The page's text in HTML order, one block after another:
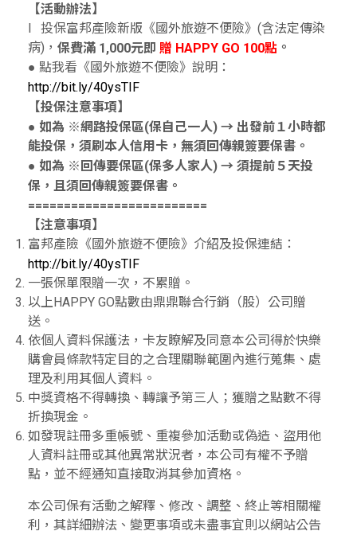
【活動辦法】
l 投保富邦產險新版《國外旅遊不便險》(含法定傳染
病)，保費滿 1,000元即 贈 HAPPY GO 100點 。
● 點我看《國外旅遊不便險》說明：
http://bit.ly/40ysTIF
【投保注意事項】
● 如為 ※網路投保區(保自己一人) → 出發前１小時都
能投保，須刷本人信用卡，無須回傳親簽要保書。
● 如為 ※回傳要保區(保多人家人) → 須提前５天投
保，且須回傳親簽要保書。
=========================
【注意事項】
富邦產險《國外旅遊不便險》介紹及投保連結：
http://bit.ly/40ysTIF
一張保單限贈一次，不累贈。
以上HAPPY GO點數由鼎鼎聯合行銷（股）公司贈
送。
依個人資料保護法，卡友瞭解及同意本公司得於快樂
購會員條款特定目的之合理關聯範圍內進行蒐集、處
理及利用其個人資料。
中獎資格不得轉換、轉讓予第三人；獲贈之點數不得
折換現金。
如發現註冊多重帳號、重複參加活動或偽造、盜用他
人資料註冊或其他異常狀況者，本公司有權不予贈
點，並不經通知直接取消其參加資格。
本公司保有活動之解釋、修改、調整、終止等相關權
利，其詳細辦法、變更事項或未盡事宜則以網站公告